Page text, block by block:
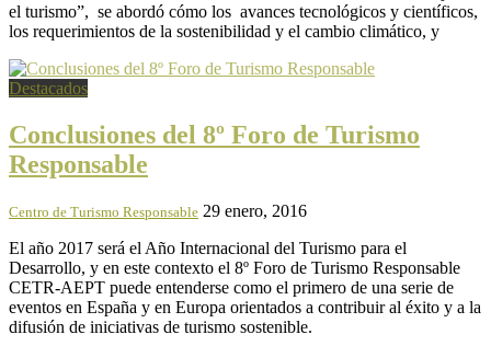
el turismo”, se abordó cómo los avances tecnológicos y científicos,
los requerimientos de la sostenibilidad y el cambio climático, y
Destacados
Conclusiones del 8º Foro de Turismo
Responsable
Centro de Turismo Responsable 29 enero, 2016
El año 2017 será el Año Internacional del Turismo para el
Desarrollo, y en este contexto el 8º Foro de Turismo Responsable
CETR-AEPT puede entenderse como el primero de una serie de
eventos en España y en Europa orientados a contribuir al éxito y a la
difusión de iniciativas de turismo sostenible.